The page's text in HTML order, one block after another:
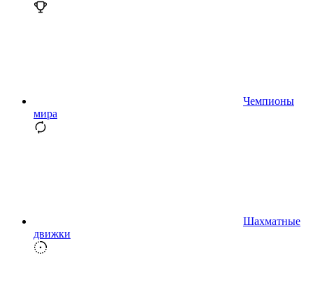
Чемпионы
мира
Шахматные
движки